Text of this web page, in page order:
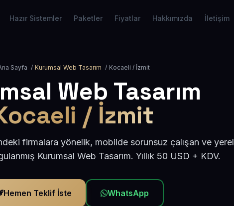
Hazır Sistemler Paketler Fiyatlar Hakkımızda İletişim
Sayfa / Kurumsal Web Tasarım / Kocaeli / İzmit
Web Tasarım
/ İzmit
firmalara yönelik, mobilde sorunsuz çalışan ve yerel
Kurumsal Web Tasarım. Yıllık 50 USD + KDV.
Hemen Teklif İste WhatsApp